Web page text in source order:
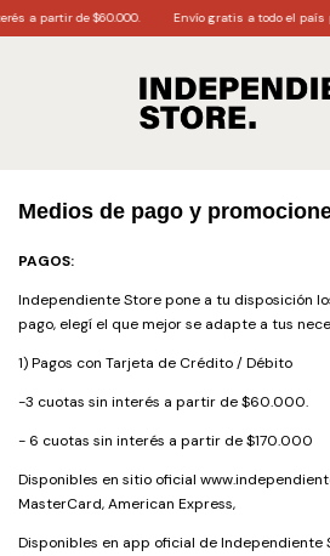
a partir de $60.000. Envío gratis a todo el país
Medios de pago y
PAGOS:
Independiente Store pone a tu disposición
pago, elegí el que mejor se adapte a tus
1) Pagos con Tarjeta de Crédito / Débito
-3 cuotas sin interés a partir de $60.000.
- 6 cuotas sin interés a partir de $170.000
Disponibles en sitio oficial
MasterCard, American Express,
Disponibles en app oficial de Independiente